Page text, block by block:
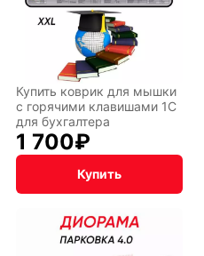
Купить коврик для мышки
с горячими клавишами 1С
для бухгалтера
1 700₽
Купить
Космос
Дарк NET